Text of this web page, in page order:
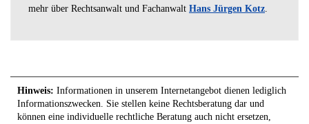
mehr über Rechtsanwalt und Fachanwalt Hans Jürgen Kotz.
Hinweis: Informationen in unserem Internetangebot dienen lediglich
Informationszwecken. Sie stellen keine Rechtsberatung dar und
können eine individuelle rechtliche Beratung auch nicht ersetzen,